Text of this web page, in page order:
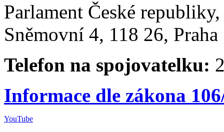
Parlament České
Sněmovní 4, 118 26,
Telefon na spojovatelku:
Informace dle zákona
YouTube